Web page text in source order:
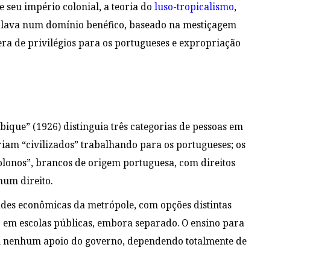
seu império colonial, a teoria do luso-tropicalismo,
num domínio benéfico, baseado na mestiçagem
de privilégios para os portugueses e expropriação
(1926) distinguia três categorias de pessoas em
“civilizados” trabalhando para os portugueses; os
brancos de origem portuguesa, com direitos
direito.
econômicas da metrópole, com opções distintas
escolas públicas, embora separado. O ensino para
apoio do governo, dependendo totalmente de